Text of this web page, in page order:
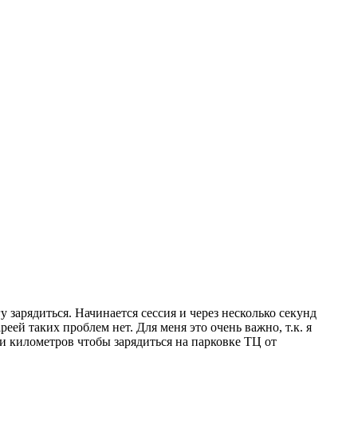
Начинается сессия и через несколько секунд
таких проблем нет. Для меня это очень важно, т.к. я
километров чтобы зарядиться на парковке ТЦ от